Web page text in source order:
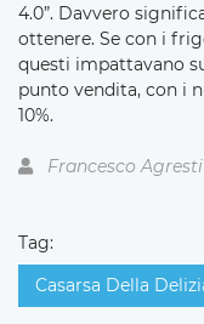
4.0”. Davvero
ottenere. Se con i
questi impattavano
punto vendita, con i
10%.
Francesco Agresti
Tag:
Casarsa Della